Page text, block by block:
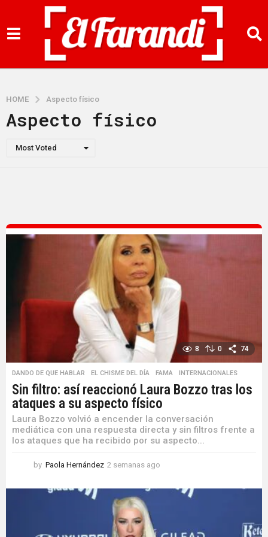
HOME Aspecto físico
Aspecto físico
Most Voted
8 0 74
DANDO DE QUE HABLAR ,EL CHISME DEL DÍA ,FAMA INTERNACIONALES
Sin filtro: así reaccionó Laura Bozzo tras los
ataques a su aspecto físico
Laura Bozzo volvió a encender la conversación
mediática con una respuesta directa y sin filtros frente a
los ataques que ha recibido por su aspecto...
by Paola Hernández 2 semanas ago
e
a